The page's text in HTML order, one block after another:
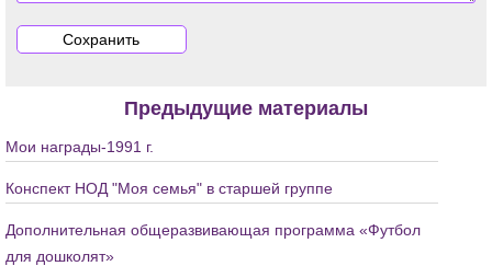
Предыдущие материалы
Мои награды-1991 г.
Конспект НОД "Моя семья" в старшей группе
Дополнительная общеразвивающая программа «Футбол
для дошколят»